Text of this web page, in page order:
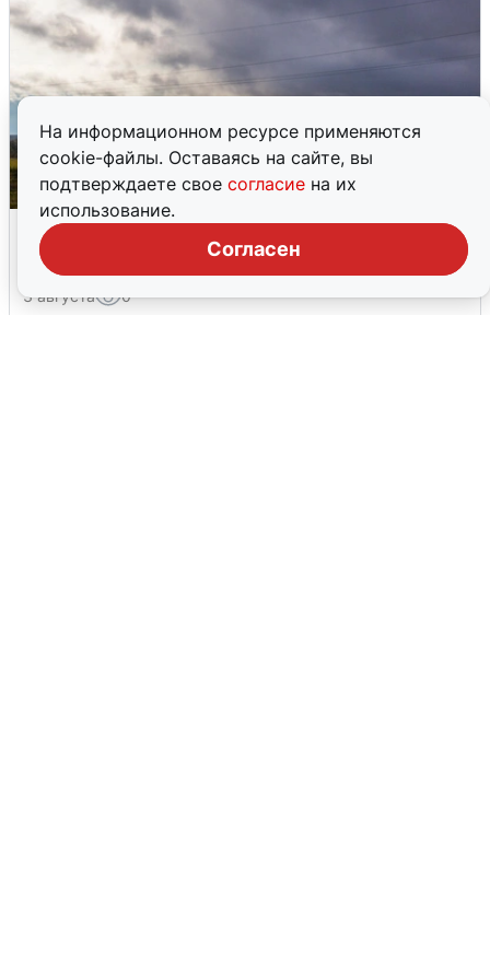
На информационном ресурсе применяются
cookie-файлы. Оставаясь на сайте, вы
подтверждаете свое согласие на их
использование.
Согласен
Над ХМАО впервые сбили
беспилотники
3 августа 0